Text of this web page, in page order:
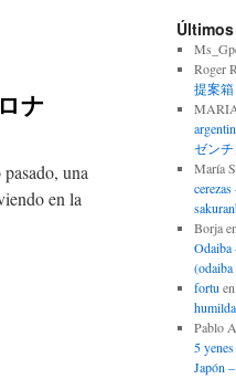
ナ
una
en la
Roger
提案箱
ゼン
María
Borjaen
fortu en
Pablo
5
Japón